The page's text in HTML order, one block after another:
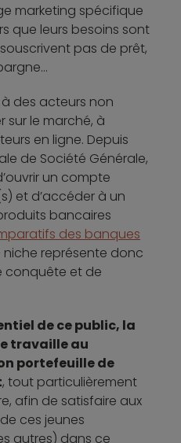
marketing spécifique
que leurs besoins sont
pas de prêt,
des acteurs non
sur le marché, à
en ligne. Depuis
de Société Générale,
un compte
et d’accéder à un
bancaires
des banques
niche représente donc
conquête et de
de ce public, la
travaille au
portefeuille de
, tout particulièrement
afin de satisfaire aux
ces jeunes
autres) dans ce